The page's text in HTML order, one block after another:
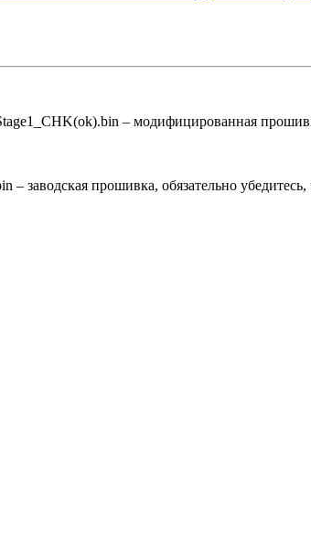
– модифицированная
заводская прошивка, обязательно